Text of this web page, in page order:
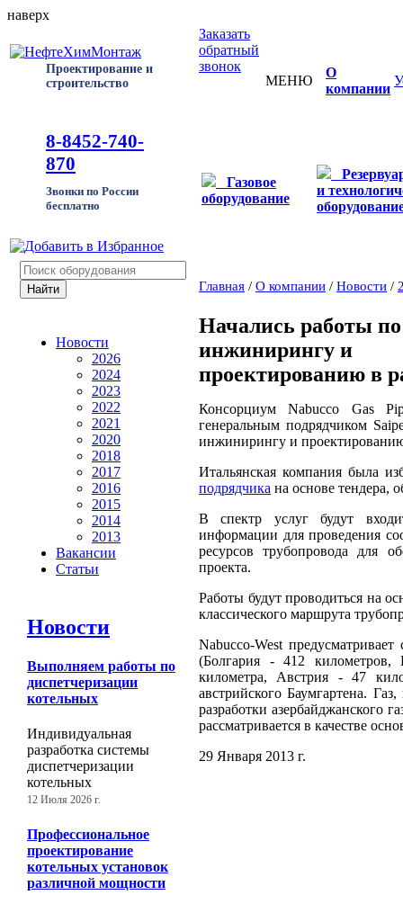
наверх
Проектирование и
строительство
8-8452-740-
870
Звонки по России
бесплатно
Заказать
обратный
звонок
МЕНЮ
О
компании
Газовое
оборудование
и
Новости
2026
2024
2023
2022
2021
2020
2018
2017
2016
2015
2014
2013
Вакансии
Статьи
Новости
Выполняем работы по
диспетчеризации
котельных
Индивидуальная
разработка системы
диспетчеризации
котельных
12 Июля 2026 г.
Профессиональное
проектирование
котельных установок
различной мощности
Главная / О компании / Новости /
Начались работы по
инжинирингу и
проектированию в
Консорциум Nabucco Gas
генеральным подрядчиком
инжинирингу и
Итальянская компания была
подрядчика на основе тендера,
В спектр услуг будут
информации для проведения
ресурсов трубопровода для
проекта.
Работы будут проводиться на
классического маршрута
Nabucco-West
(Болгария - 412
километра, Австрия - 47
австрийского Баумгартена.
разработки азербайджанского
рассматривается в качестве
29 Января 2013 г.